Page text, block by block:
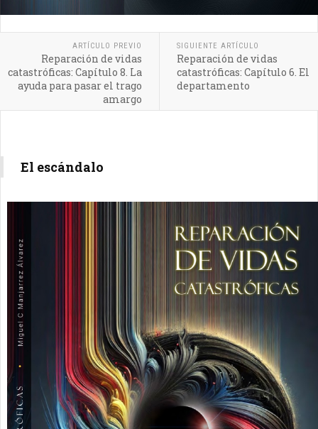
ARTÍCULO PREVIO
Reparación de vidas
catastróficas: Capítulo 8. La
ayuda para pasar el trago
amargo
SIGUIENTE ARTÍCULO
Reparación de vidas
catastróficas: Capítulo 6. El
departamento
El escándalo